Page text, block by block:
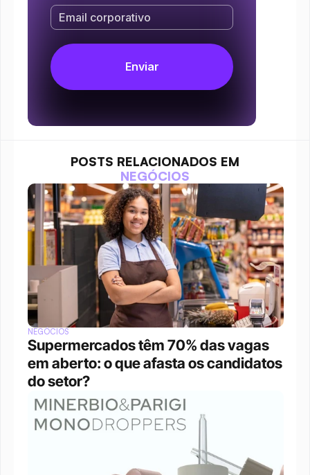
POSTS RELACIONADOS EM
NEGÓCIOS
NEGÓCIOS
Supermercados têm 70% das vagas
em aberto: o que afasta os candidatos
do setor?